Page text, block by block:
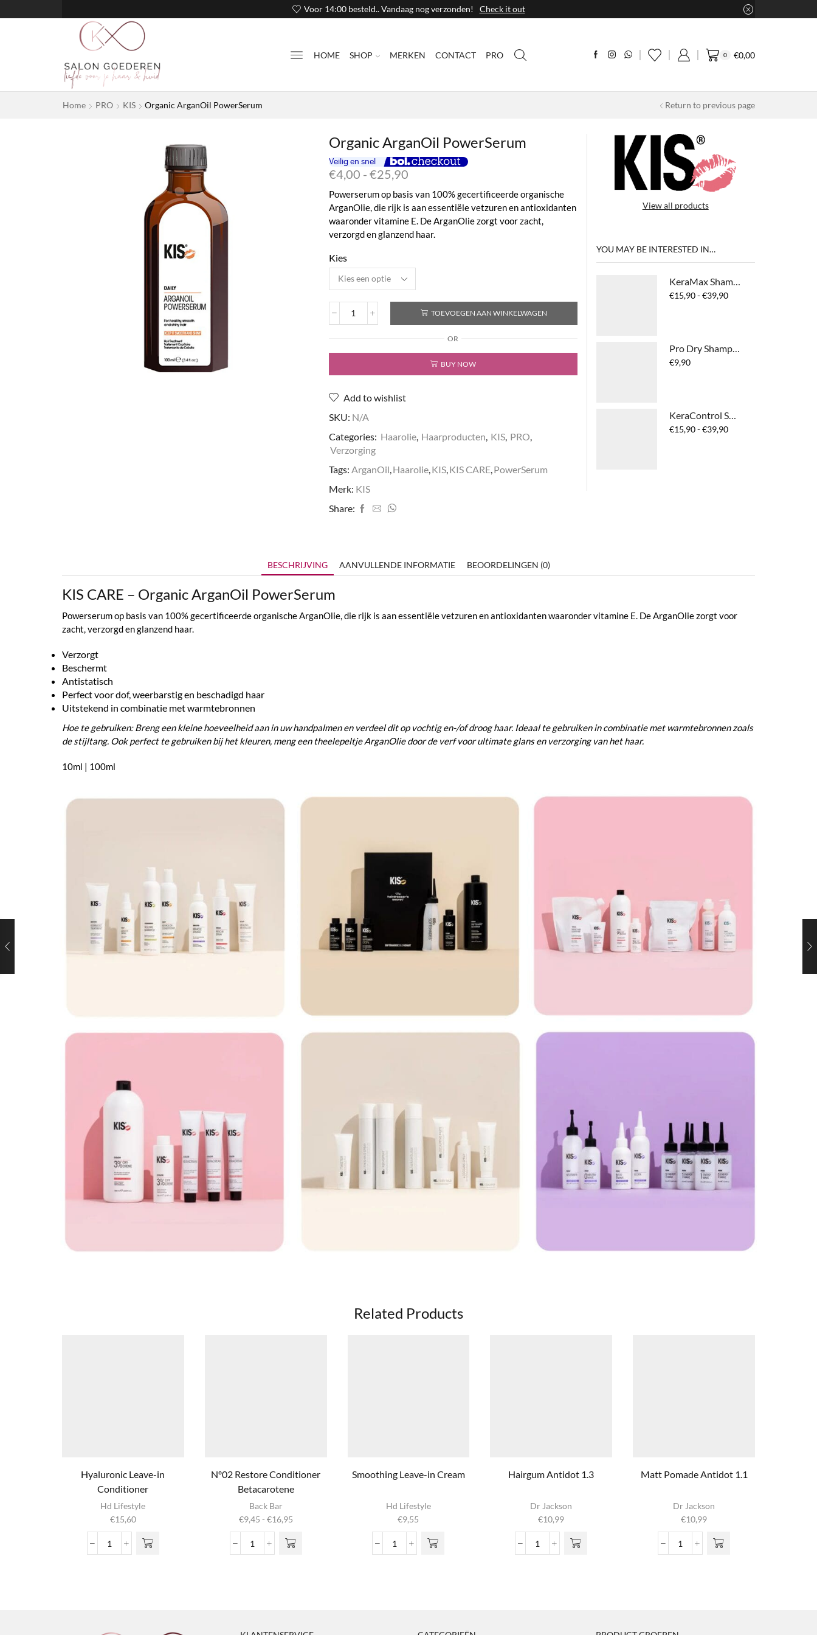
Voor 14:00 besteld.. Vandaag nog verzonden! Check it out
HOME SHOP MERKEN CONTACT PRO 0 €0,00
Home PRO KIS Organic ArganOil PowerSerum Return to previous page
Organic ArganOil PowerSerum
€4,00 - €25,90Prijsklasse:
€4,00
tot
€25,90
Powerserum op basis van 100% gecertificeerde organische
ArganOlie, die rijk is aan essentiële vetzuren en antioxidanten
waaronder vitamine E. De ArganOlie zorgt voor zacht,
verzorgd en glanzend haar.
Kies
Organic
aantal
TOEVOEGEN AAN WINKELWAGEN
OR
BUY NOW
Add to wishlist
SKU: N/A
Categories: Haarolie, Haarproducten, KIS, PRO,
Verzorging
Tags: ArganOil,Haarolie,KIS,KIS CARE,PowerSerum
Merk: KIS
Share:
View all products
YOU MAY BE INTERESTED IN…
KeraMax Shampoo
€15,90 - €39,90Prijsklasse:
Pro Dry Shampoo
€9,90
KeraControl Shampoo
€15,90 - €39,90Prijsklasse:
BESCHRIJVING AANVULLENDE INFORMATIE BEOORDELINGEN (0)
KIS CARE – Organic ArganOil PowerSerum
Powerserum op basis van 100% gecertificeerde organische ArganOlie, die rijk is aan essentiële vetzuren en antioxidanten waaronder vitamine E. De ArganOlie zorgt voor
zacht, verzorgd en glanzend haar.
Verzorgt
Beschermt
Antistatisch
Perfect voor dof, weerbarstig en beschadigd haar
Uitstekend in combinatie met warmtebronnen
Hoe te gebruiken: Breng een kleine hoeveelheid aan in uw handpalmen en verdeel dit op vochtig en-/of droog haar. Ideaal te gebruiken in combinatie met warmtebronnen zoals
de stijltang. Ook perfect te gebruiken bij het kleuren, meng een theelepeltje ArganOlie door de verf voor ultimate glans en verzorging van het haar.
10ml | 100ml
Related Products
Hyaluronic Leave-in
Conditioner
Hd Lifestyle
€15,60
Hyaluronic
Nº02 Restore Conditioner
Betacarotene
Back Bar
€9,45 - €16,95Prijsklasse:
tot
Nº02
heeft
meerdere
optie kan
Smoothing Leave-in Cream
Hd Lifestyle
€9,55
Smoothing
Hairgum Antidot 1.3
Dr Jackson
€10,99
Hairgum
Matt Pomade Antidot 1.1
Dr Jackson
€10,99
Matt